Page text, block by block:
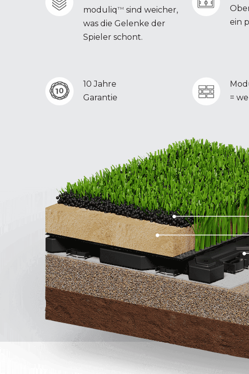
Hit enter to search or ESC to close
moduliq TM sind weicher,
was die Gelenke der
Spieler schont.
ein
10 Jahre
Garantie
=